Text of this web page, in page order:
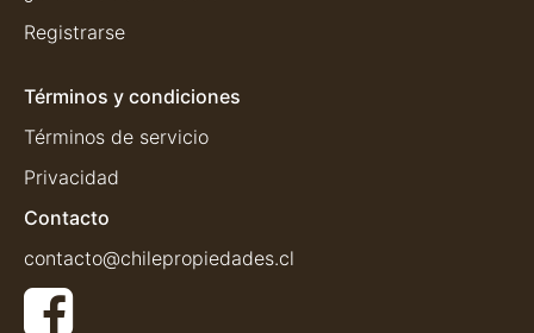
Registrarse
Términos y condiciones
Términos de servicio
Privacidad
Contacto
contacto@chilepropiedades.cl